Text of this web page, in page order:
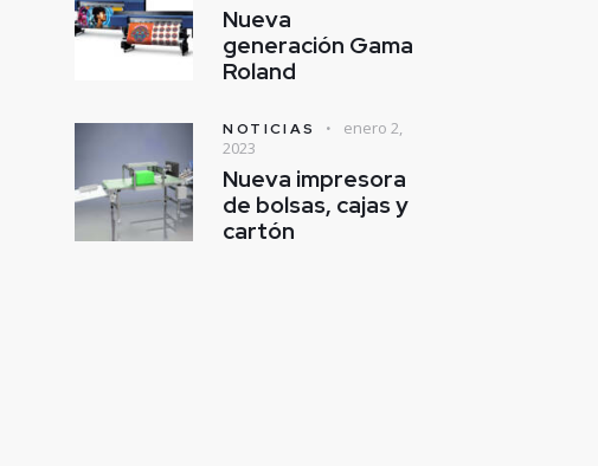
Nueva
generación Gama
Roland
NOTICIAS
enero 2,
2023
Nueva impresora
de bolsas, cajas y
cartón